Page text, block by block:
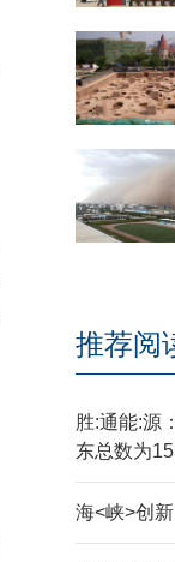
推荐阅
胜:通能:源
东总数为
海<峡>创